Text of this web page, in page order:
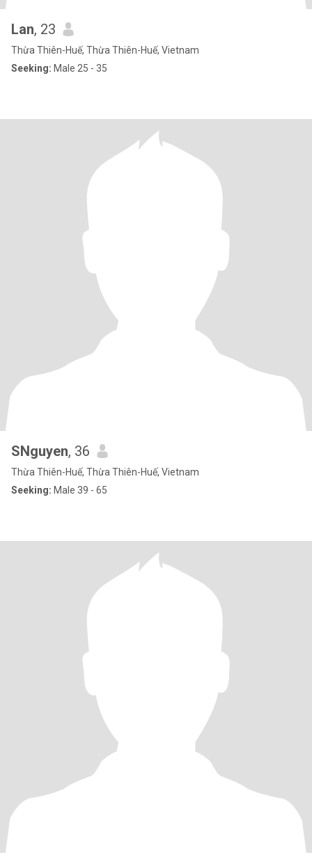
Lan, 23
Thừa Thiên-Huế, Thừa Thiên-Huế, Vietnam
Seeking: Male 25 - 35
SNguyen, 36
Thừa Thiên-Huế, Thừa Thiên-Huế, Vietnam
Seeking: Male 39 - 65